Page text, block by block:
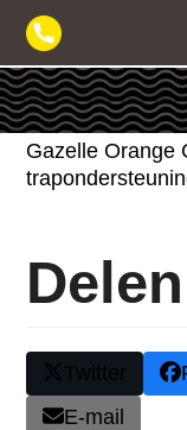
Skip
content
Gazelle Orange
Twitter
E-mail